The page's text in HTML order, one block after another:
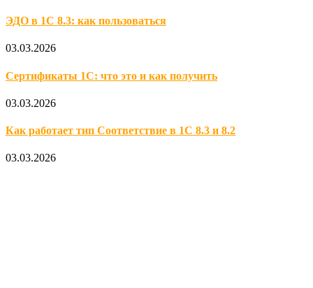
ЭДО в 1С 8.3: как пользоваться
03.03.2026
Сертификаты 1С: что это и как получить
03.03.2026
Как работает тип Соответствие в 1С 8.3 и 8.2
03.03.2026